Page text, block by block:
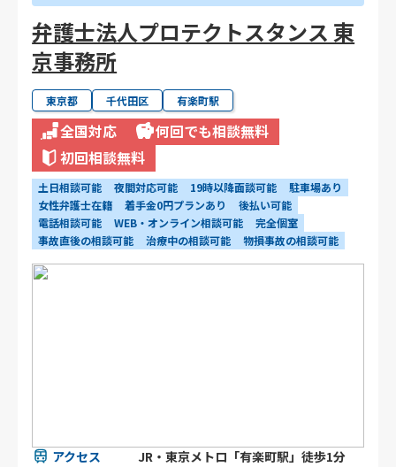
弁護士法人プロテクトスタンス 東
京事務所
東京都 千代田区 有楽町駅
全国対応
何回でも相談無料
初回相談無料
土日相談可能 夜間対応可能 19時以降面談可能
駐車場あり
女性弁護士在籍
着手金0円プランあり
後払い可能
電話相談可能
WEB・オンライン相談可能
完全個室
事故直後の相談可能
治療中の相談可能 物損事故の相談可能
アクセス JR・東京メトロ「有楽町駅」徒歩1分